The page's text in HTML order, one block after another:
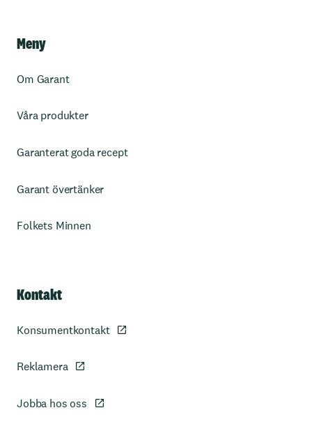
Meny
Om Garant
Våra produkter
Garanterat goda recept
Garant övertänker
Folkets Minnen
Kontakt
Konsumentkontakt
Reklamera
Jobba hos oss